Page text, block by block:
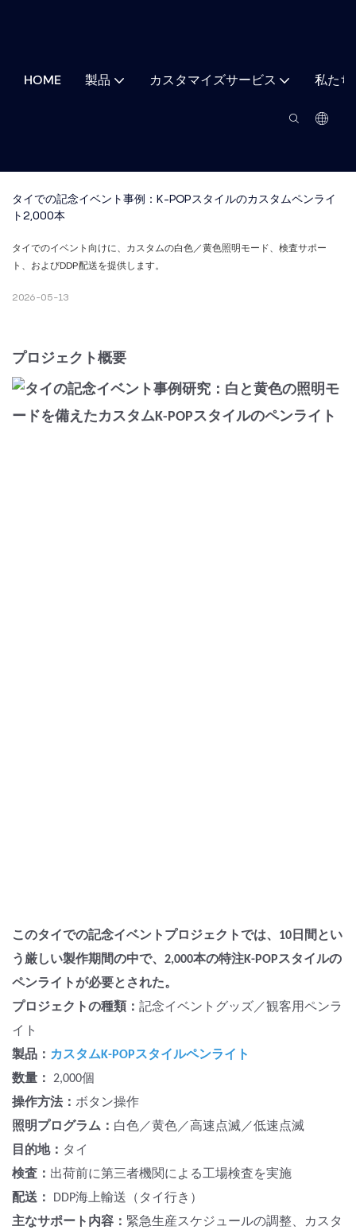
HOME 製品 カスタマイズサービス 私た
タイでの記念イベント事例：K-POPスタイルのカスタムペンライ
ト2,000本
タイでのイベント向けに、カスタムの白色／黄色照明モード、検査サポー
ト、およびDDP配送を提供します。
2026-05-13
プロジェクト概要
このタイでの記念イベントプロジェクトでは、10日間とい
う厳しい製作期間の中で、2,000本の特注K-POPスタイルの
ペンライトが必要とされた。
プロジェクトの種類： 記念イベントグッズ／観客用ペンラ
イト
製品： カスタムK-POPスタイルペンライト
数量：
2,000個
操作方法： ボタン操作
照明プログラム： 白色／黄色／高速点滅／低速点滅
目的地： タイ
検査： 出荷前に第三者機関による工場検査を実施
配送：
DDP海上輸送（タイ行き）
主なサポート内容： 緊急生産スケジュールの調整、カスタ